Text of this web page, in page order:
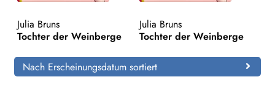
Julia Bruns
Tochter der Weinberge
Julia Bruns
Tochter der Weinberge
Nach Erscheinungsdatum sortiert